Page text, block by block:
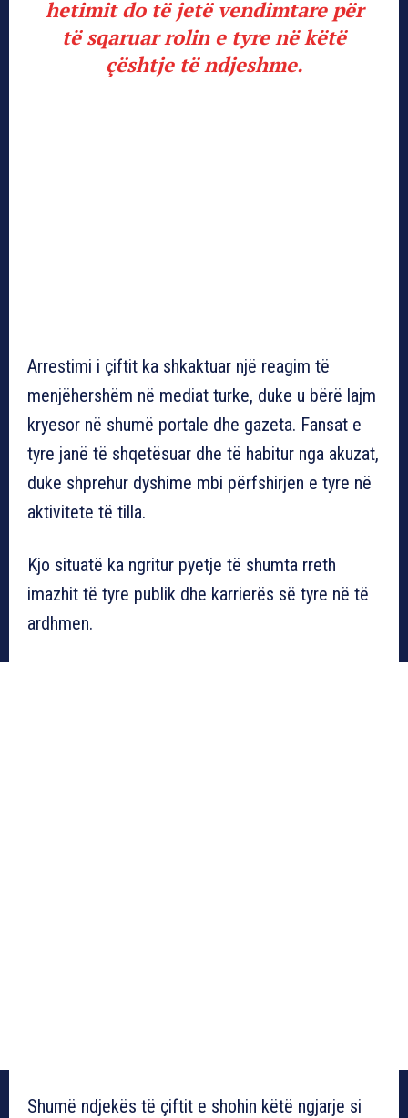
hetimit do të jetë vendimtare për
të sqaruar rolin e tyre në këtë
çështje të ndjeshme.
Arrestimi i çiftit ka shkaktuar një reagim të
menjëhershëm në mediat turke, duke u bërë lajm
kryesor në shumë portale dhe gazeta. Fansat e
tyre janë të shqetësuar dhe të habitur nga akuzat,
duke shprehur dyshime mbi përfshirjen e tyre në
aktivitete të tilla.
Kjo situatë ka ngritur pyetje të shumta rreth
imazhit të tyre publik dhe karrierës së tyre në të
ardhmen.
Shumë ndjekës të çiftit e shohin këtë ngjarje si